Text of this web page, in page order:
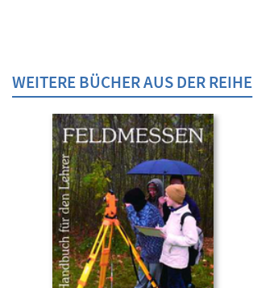
WEITERE BÜCHER AUS DER REIHE